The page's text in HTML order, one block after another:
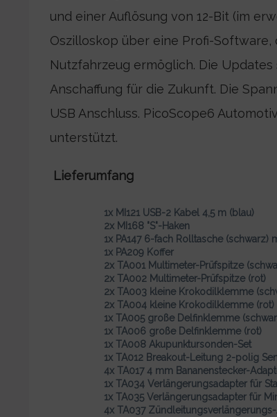
und einer Auflösung von 12-Bit (im
Oszilloskop über eine Profi-
Nutzfahrzeug ermöglich. Die
Anschaffung für die Zukunft. Die
USB Anschluss. PicoScope6
unterstützt.
Lieferumfang
1x MI121 USB-2 Kabel 4,5 m (blau)
2x MI168 "S"-Haken
1x PA147 6-fach Rolltasche (schwarz)
1x PA209 Koffer
2x TA001 Multimeter-Prüfspitze
2x TA002 Multimeter-Prüfspitze (rot)
2x TA003 kleine Krokodilklemme
2x TA004 kleine Krokodilklemme (rot)
1x TA005 große Delfinklemme
1x TA006 große Delfinklemme (rot)
1x TA008 Akupunktursonden-Set
1x TA012 Breakout-Leitung 2-polig
4x TA017 4 mm Bananenstecker-
1x TA034 Verlängerungsadapter für
1x TA035 Verlängerungsadapter für
4x TA037